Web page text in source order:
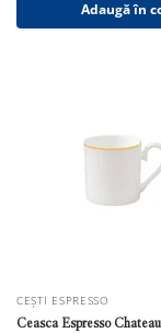
Adaugă în
CEȘTI ESPRESSO
Ceasca Espresso